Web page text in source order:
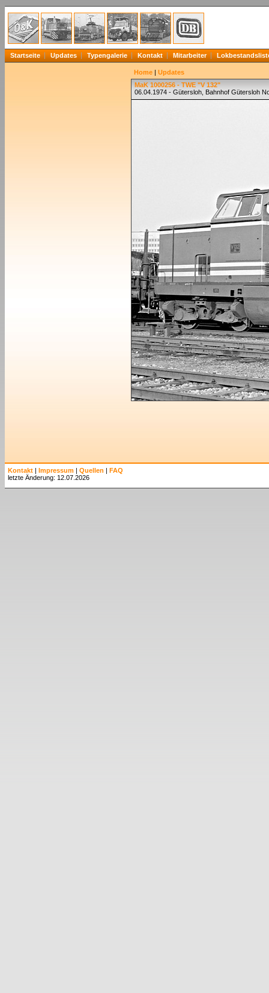
Startseite Updates Typengalerie Kontakt Mitarbeiter
Home | Updates
MaK 1000256 - TWE "V 132"
06.04.1974 - Gütersloh, Bahnhof Gütersloh
Kontakt | Impressum | Quellen | FAQ
letzte Änderung: 12.07.2026